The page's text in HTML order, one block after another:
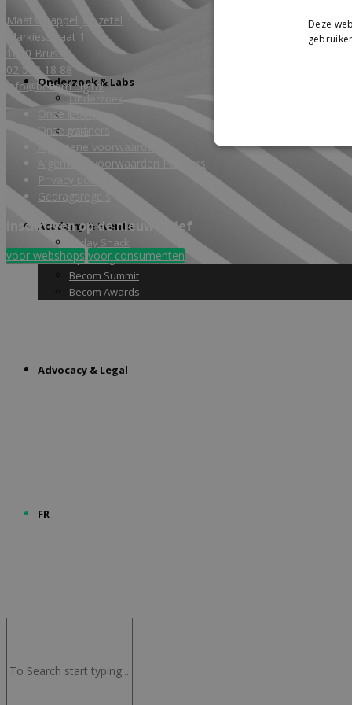
Onderzoek & Labs
Onderzoek
Wiki
Academy & Events
Friday Snack
Opleidingen
Becom Summit
Becom Awards
Advocacy & Legal
FR
Maatschappelijke zetel
Markiesstraat 1
1000 Brussel
02 588 18 88
info@becom.digital
Onze leden
Onze partners
Algemene voorwaarden
Algemene voorwaarden Partners
Privacy policy
Gedragsregels
Inschrijven op de nieuwsbrief
voor webshops voor consumenten
Deze